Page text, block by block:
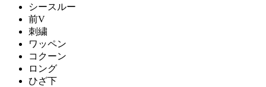
シースルー
前V
刺繍
ワッペン
コクーン
ロング
ひざ下